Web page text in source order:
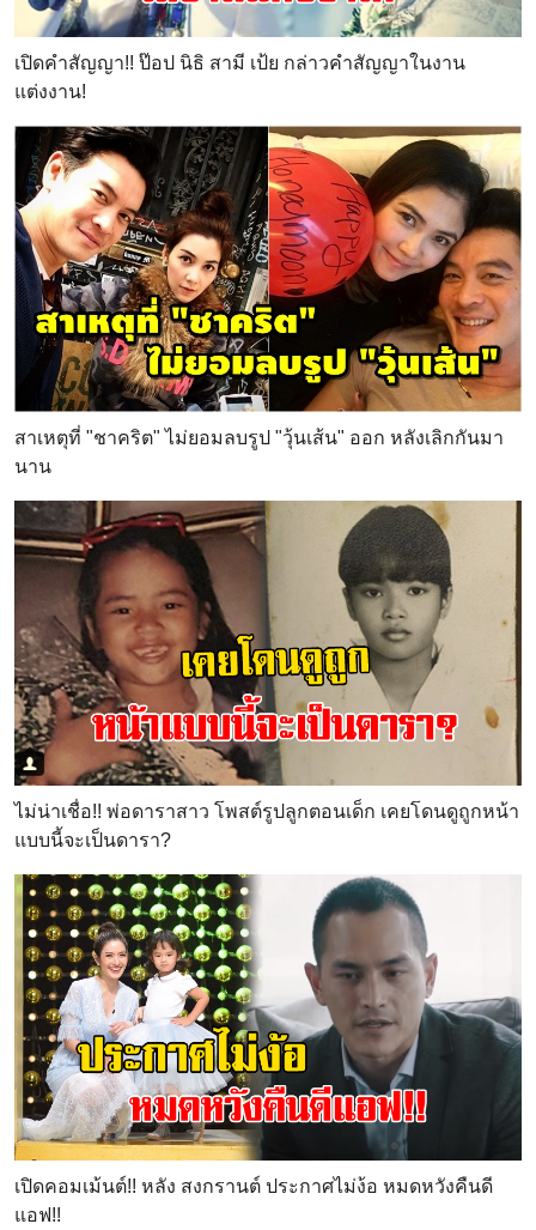
เปิดคำสัญญา!! ป๊อป นิธิ สามี เป้ย กล่าวคำสัญญาในงาน
แต่งงาน!
สาเหตุที่ "ชาคริต" ไม่ยอมลบรูป "วุ้นเส้น" ออก หลังเลิกกันมา
นาน
ไม่น่าเชื่อ!! พ่อดาราสาว โพสต์รูปลูกตอนเด็ก เคยโดนดูถูกหน้า
แบบนี้จะเป็นดารา?
เปิดคอมเม้นต์!! หลัง สงกรานต์ ประกาศไม่ง้อ หมดหวังคืนดี
แอฟ!!